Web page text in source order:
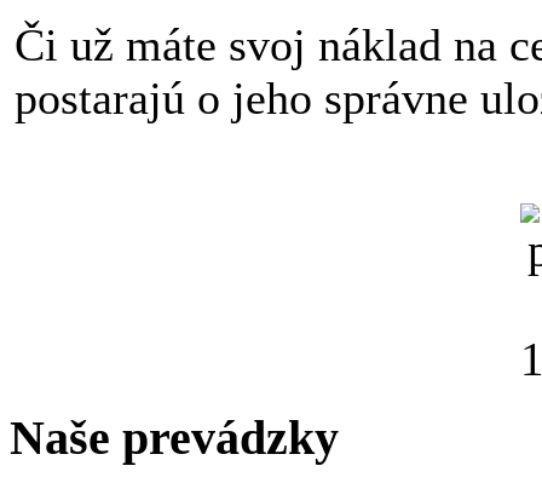
Či už máte svoj náklad na
postarajú o jeho správne
Naše prevádzky